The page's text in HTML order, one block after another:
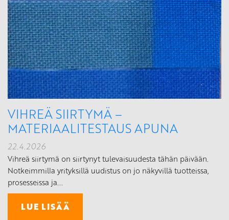
VIHREÄ SIIRTYMÄ –
MATERIAALITESTAUS APUNA
22.4.2026
Vihreä siirtymä on siirtynyt tulevaisuudesta tähän päivään.
Notkeimmilla yrityksillä uudistus on jo näkyvillä tuotteissa,
prosesseissa ja...
LUE LISÄÄ